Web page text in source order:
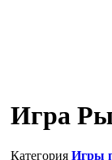
Игра
Категория Игры